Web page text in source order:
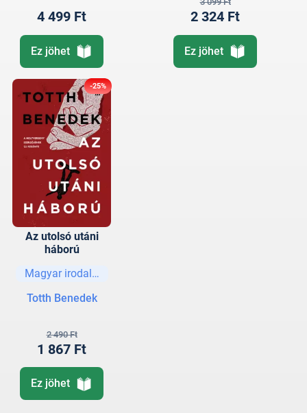
4 499 Ft
Ez jöhet
2 324 Ft
Ez jöhet
-25%
Az utolsó utáni
háború
Magyar irodalom
Totth Benedek
2 490 Ft
1 867 Ft
Ez jöhet